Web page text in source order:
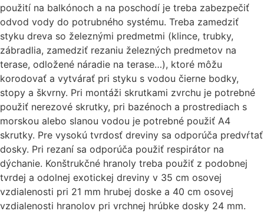
použití na balkónoch a na poschodí je treba zabezpečiť
odvod vody do potrubného systému. Treba zamedziť
styku dreva so železnými predmetmi (klince, trubky,
zábradlia, zamedziť rezaniu železných predmetov na
terase, odložené náradie na terase…), ktoré môžu
korodovať a vytvárať pri styku s vodou čierne bodky,
stopy a škvrny. Pri montáži skrutkami zvrchu je potrebné
použiť nerezové skrutky, pri bazénoch a prostrediach s
morskou alebo slanou vodou je potrebné použiť A4
skrutky. Pre vysokú tvrdosť dreviny sa odporúča predvŕtať
dosky. Pri rezaní sa odporúča použiť respirátor na
dýchanie. Konštrukčné hranoly treba použiť z podobnej
tvrdej a odolnej exotickej dreviny v 35 cm osovej
vzdialenosti pri 21 mm hrubej doske a 40 cm osovej
vzdialenosti hranolov pri vrchnej hrúbke dosky 24 mm.